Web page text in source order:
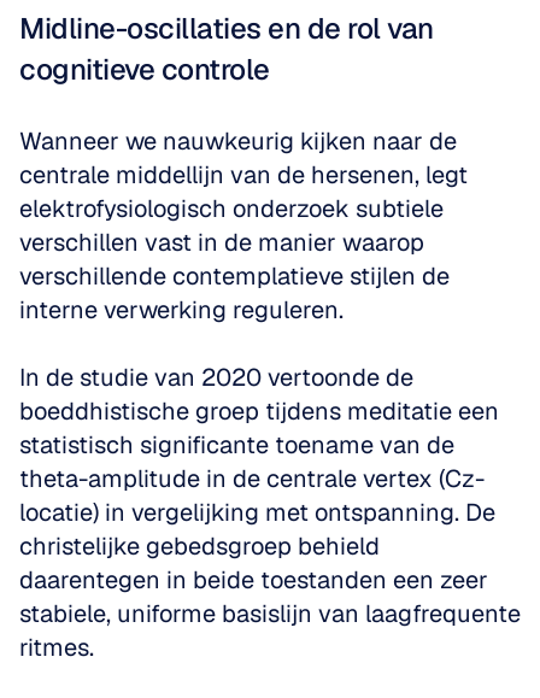
Midline-oscillaties en de rol van
cognitieve controle
Wanneer we nauwkeurig kijken naar de
centrale middellijn van de hersenen, legt
elektrofysiologisch onderzoek subtiele
verschillen vast in de manier waarop
verschillende contemplatieve stijlen de
interne verwerking reguleren.
In de studie van 2020 vertoonde de
boeddhistische groep tijdens meditatie een
statistisch significante toename van de
theta-amplitude in de centrale vertex (Cz-
locatie) in vergelijking met ontspanning. De
christelijke gebedsgroep behield
daarentegen in beide toestanden een zeer
stabiele, uniforme basislijn van laagfrequente
ritmes.